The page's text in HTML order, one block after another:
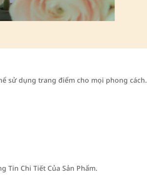
sử dụng trang điểm cho mọi phong cách.
Tin Chi Tiết Của Sản Phẩm.